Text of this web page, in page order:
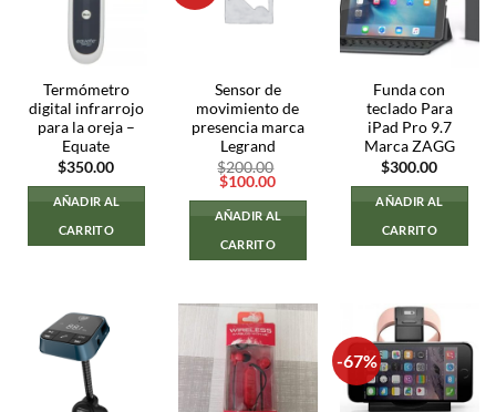
Termómetro
digital infrarrojo
para la oreja –
Equate
$350.00
AÑADIR AL
CARRITO
Sensor de
movimiento de
presencia marca
Legrand
$200.00
El
precio
original
era:
$200.00.
$100.00El
actual
es:
AÑADIR AL
CARRITO
Funda con
teclado Para
iPad Pro 9.7
Marca ZAGG
$300.00
AÑADIR AL
CARRITO
-67%